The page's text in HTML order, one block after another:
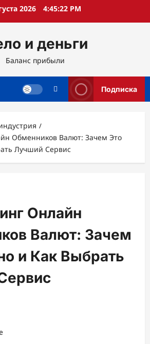
2026 4:45:23 PM
и деньги
Баланс прибыли
Подписка
Обменников Валют: Зачем Это
Лучший Сервис
Онлайн
Валют: Зачем
и Как Выбрать